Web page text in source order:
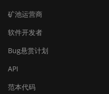
矿池运营商
软件开发者
Bug悬赏计划
API
范本代码